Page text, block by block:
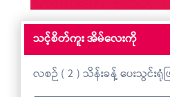
သင့်စိတ်ကူး အိမ်လေးကို
လစဉ် ( 2 ) သိန်းခန့် ပေးသွင်းရုံ